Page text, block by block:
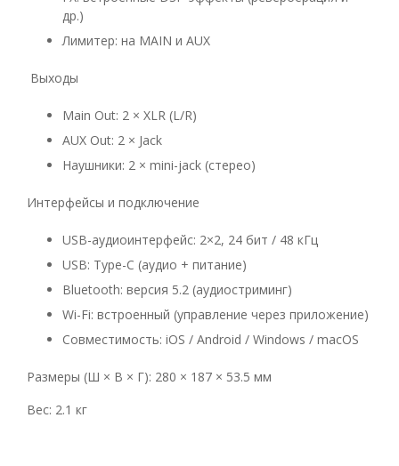
др.)
Лимитер: на MAIN и AUX
Выходы
Main Out: 2 × XLR (L/R)
AUX Out: 2 × Jack
Наушники: 2 × mini-jack (стерео)
Интерфейсы и подключение
USB-аудиоинтерфейс: 2×2, 24 бит / 48 кГц
USB: Type-C (аудио + питание)
Bluetooth: версия 5.2 (аудиостриминг)
Wi-Fi: встроенный (управление через приложение)
Совместимость: iOS / Android / Windows / macOS
Размеры (Ш × В × Г): 280 × 187 × 53.5 мм
Вес: 2.1 кг